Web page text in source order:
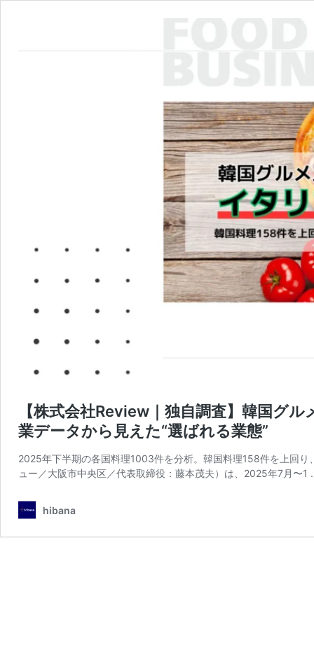
【株式会社Review｜独自調査】韓国グ
業データから見えた“選ばれる業態”
2025年下半期の各国料理1003件を分析。韓国料理158件を上回
ュー／大阪市中央区／代表取締役：藤本茂夫）は、2025年7月〜
hibana